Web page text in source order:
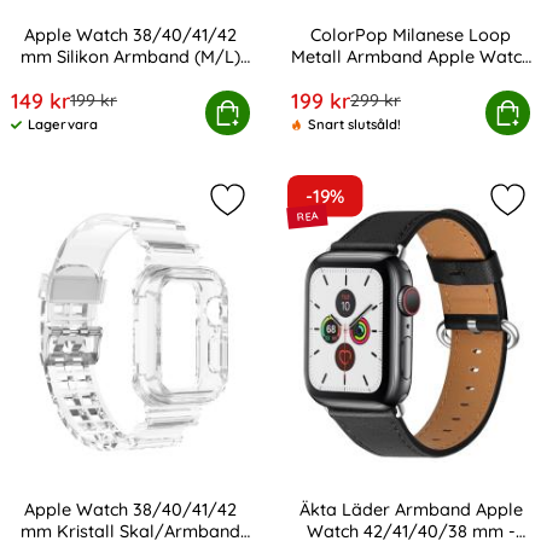
Apple Watch 38/40/41/42
mm Silikon Armband (M/L)
rea pris
149 krtidigare pris
199 kr
Tillgänglighet:
Lagervara
Köp
38/40/41/42 mm Silikon Armband (M/L) Mörk Grön
ColorPop Milanese Loop
Metall Armband Apple Watch
rea pris
199 krtidigare pris
299 kr
Snart slutsåld!
Köp
ColorPop Milanese Loop Metall
Apple Watch 38/40/41/42
mm Kristall Skal/Armband
Markera apple Watch 38/40/41/
-19%
Äkta Läder Armband Apple
Watch 42/41/40/38 mm -